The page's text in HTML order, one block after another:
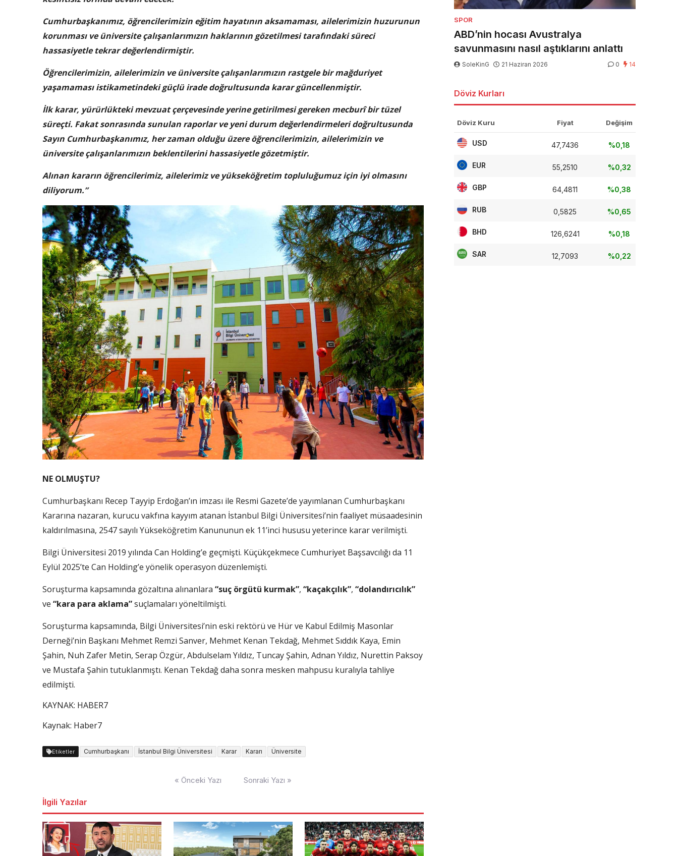
Cumhurbaşkanımız, öğrencilerimizin eğitim hayatının aksamaması, ailelerimizin huzurunun
korunması ve üniversite çalışanlarımızın haklarının gözetilmesi tarafındaki süreci
hassasiyetle tekrar değerlendirmiştir.
Öğrencilerimizin, ailelerimizin ve üniversite çalışanlarımızın rastgele bir mağduriyet
yaşamaması istikametindeki güçlü irade doğrultusunda karar güncellenmiştir.
İlk karar, yürürlükteki mevzuat çerçevesinde yerine getirilmesi gereken mecburî bir tüzel
süreçti. Fakat sonrasında sunulan raporlar ve yeni durum değerlendirmeleri doğrultusunda
Sayın Cumhurbaşkanımız, her zaman olduğu üzere öğrencilerimizin, ailelerimizin ve
üniversite çalışanlarımızın beklentilerini hassasiyetle gözetmiştir.
Alınan kararın öğrencilerimiz, ailelerimiz ve yükseköğretim topluluğumuz için iyi olmasını
diliyorum.”
NE OLMUŞTU?
Cumhurbaşkanı Recep Tayyip Erdoğan’ın imzası ile Resmi Gazete’de yayımlanan Cumhurbaşkanı
Kararına nazaran, kurucu vakfına kayyım atanan İstanbul Bilgi Üniversitesi’nin faaliyet müsaadesinin
kaldırılmasına, 2547 sayılı Yükseköğretim Kanununun ek 11’inci hususu yeterince karar verilmişti.
Bilgi Üniversitesi 2019 yılında Can Holding’e geçmişti. Küçükçekmece Cumhuriyet Başsavcılığı da 11
Eylül 2025’te Can Holding’e yönelik operasyon düzenlemişti.
Soruşturma kapsamında gözaltına alınanlara “suç örgütü kurmak”, “kaçakçılık”, “dolandırıcılık”
ve “kara para aklama”suçlamaları yöneltilmişti.
Soruşturma kapsamında, Bilgi Üniversitesi’nin eski rektörü ve Hür ve Kabul Edilmiş Masonlar
Derneği’nin Başkanı Mehmet Remzi Sanver, Mehmet Kenan Tekdağ, Mehmet Sıddık Kaya, Emin
Şahin, Nuh Zafer Metin, Serap Özgür, Abdulselam Yıldız, Tuncay Şahin, Adnan Yıldız, Nurettin Paksoy
ve Mustafa Şahin tutuklanmıştı. Kenan Tekdağ daha sonra mesken mahpusu kuralıyla tahliye
edilmişti.
KAYNAK: HABER7
Kaynak: Haber7
Etiketler Cumhurbaşkanı İstanbul Bilgi Üniversitesi Karar Kararı Üniversite
« Önceki Yazı Sonraki Yazı »
İlgili Yazılar
SPOR
ABD’nin hocası Avustralya
savunmasını nasıl aştıklarını anlattı
SoleKinG 21 Haziran 2026 0 14
Döviz Kurları
Döviz Kuru Fiyat Değişim
USD 47,7436 %0,18
EUR 55,2510 %0,32
GBP 64,4811 %0,38
RUB 0,5825 %0,65
BHD 126,6241 %0,18
SAR 12,7093 %0,22